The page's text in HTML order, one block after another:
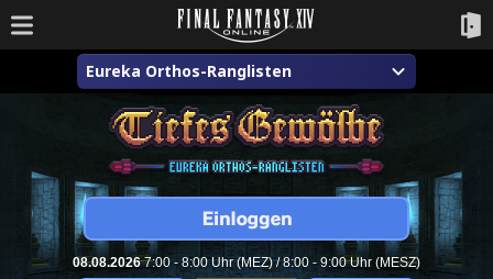
Eureka Orthos-Ranglisten
08.08.20267:00 - 8:00 Uhr (MEZ) / 8:00 - 9:00 Uhr (MESZ)